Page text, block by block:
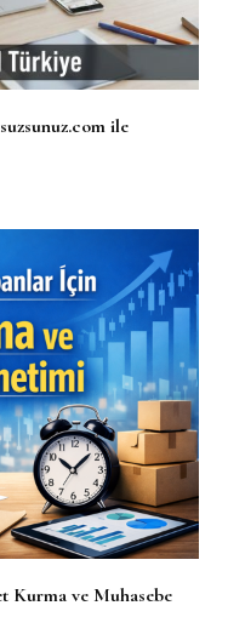
ile
Kurma ve Muhasebe